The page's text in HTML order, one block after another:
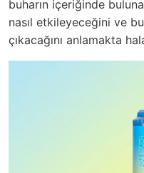
buharın içeriğinde
nasıl etkileyeceğini ve
çıkacağını anlamakta